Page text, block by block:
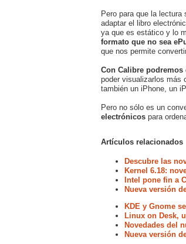
Pero para que la lectura
adaptar el libro
ya que es estático y lo
formato que no sea
que nos permite
Con Calibre
poder visualizarlos más
también un iPhone, un
Pero no sólo es un
electrónicos para
Artículos relacionados
Descubre las
Kernel 6.18:
Intel pone fin a
Nueva versión
KDE y Gnome
Linux on Desk,
Novedades del
Nueva versión